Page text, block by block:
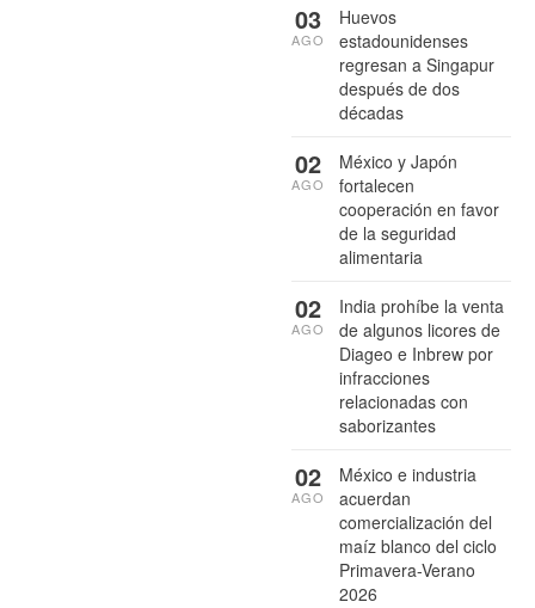
Huevos
estadounidenses
regresan a Singapur
después de dos
décadas
03
AGO
México y Japón
fortalecen
cooperación en favor
de la seguridad
alimentaria
02
AGO
India prohíbe la venta
de algunos licores de
Diageo e Inbrew por
infracciones
relacionadas con
saborizantes
02
AGO
México e industria
acuerdan
comercialización del
maíz blanco del ciclo
Primavera-Verano
2026
02
AGO